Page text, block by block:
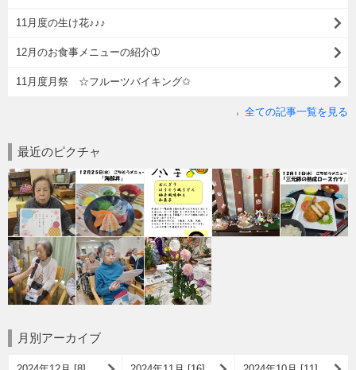
11月度の生け花♪♪♪
12月のお食事メニューの紹介➀
11月度月祭 ☆フルーツバイキング✩
全ての記事一覧を見る
最近のピクチャ
月別アーカイブ